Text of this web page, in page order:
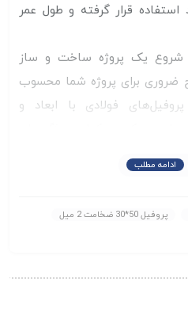
قرار گرفته و طول عمر
شروع یک پروژه ساخت‌ و ساز
ضروری برای پروژه شما محسوب
فولادی با ابعاد و
زیادی در استحکام و عملکرد
شده‌اید، می‌توانید در هر زمان
پروژه خود بهره‌مند شوید.
ادامه مطلب
پروفیل 50*30 ضخامت 2 میل